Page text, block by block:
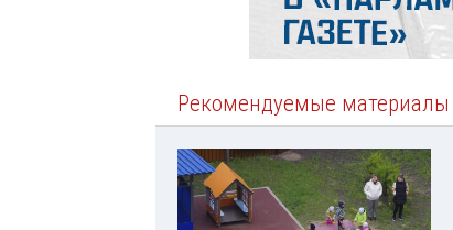
Рекомендуемые материалы